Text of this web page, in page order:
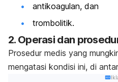
antikoagulan, dan
trombolitik.
2. Operasi dan
Prosedur medis yang
mengatasi kondisi ini, di